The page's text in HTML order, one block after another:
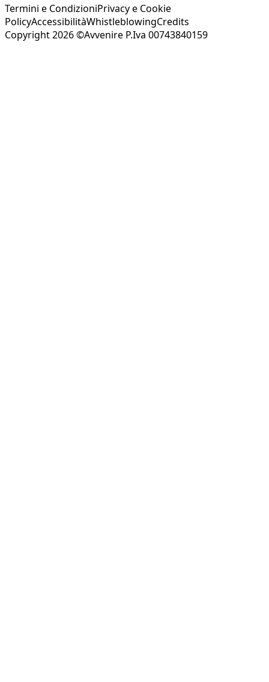
Termini e CondizioniPrivacy e Cookie
PolicyAccessibilitàWhistleblowingCredits
Copyright 2026 ©Avvenire P.Iva 00743840159